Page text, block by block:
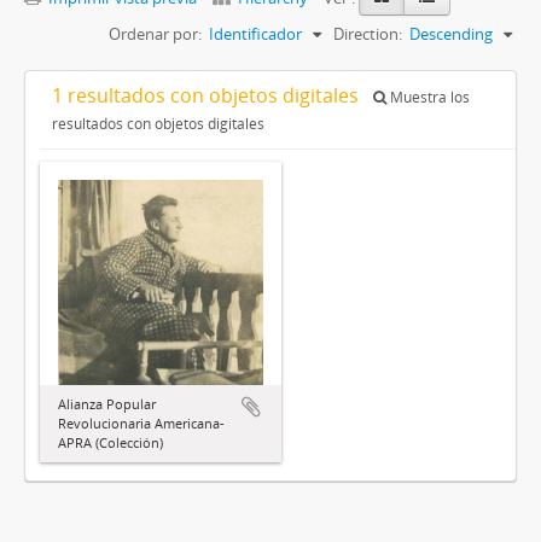
Ordenar por: Identificador Direction: Descending
1 resultados con objetos digitales
Muestra los
resultados con objetos digitales
Alianza Popular
Revolucionaria Americana-
APRA (Colección)